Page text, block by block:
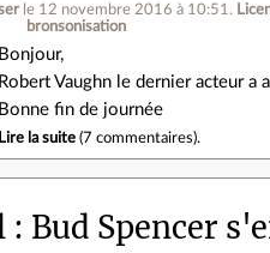
le 12 novembre 2016 à 10:51 .
bronsonisation
Bonjour,
Robert Vaughn le dernier acteur
Bonne fin de journée
Lire la suite (7 commentaires).
Bud Spencer